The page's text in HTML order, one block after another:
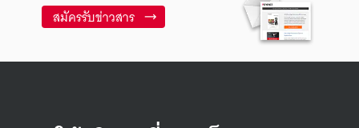
สมัครรับข่าวสาร